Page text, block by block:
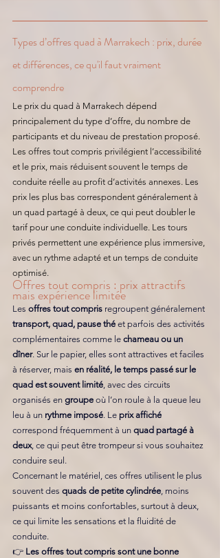
Types d’offres quad à Marrakech : prix, durée
et différences, ce qu'il faut vraiment
comprendre
Le prix du quad à Marrakech dépend
principalement du type d’offre, du nombre de
participants et du niveau de prestation proposé.
Les offres tout compris privilégient l’accessibilité
et le prix, mais réduisent souvent le temps de
conduite réelle au profit d’activités annexes. Les
prix les plus bas correspondent généralement à
un quad partagé à deux, ce qui peut doubler le
tarif pour une conduite individuelle. Les tours
privés permettent une expérience plus immersive,
avec un rythme adapté et un temps de conduite
optimisé.
Offres tout compris : prix attractifs
mais expérience limitée
Les offres tout compris regroupent généralement
transport, quad, pause thé et parfois des activités
complémentaires comme le chameau ou un
dîner. Sur le papier, elles sont attractives et faciles
à réserver, mais en réalité, le temps passé sur le
quad est souvent limité, avec des circuits
organisés en groupe où l’on roule à la queue leu
leu à un rythme imposé. Le prix affiché
correspond fréquemment à un quad partagé à
deux, ce qui peut être trompeur si vous souhaitez
conduire seul.
Concernant le matériel, ces offres utilisent le plus
souvent des quads de petite cylindrée, moins
puissants et moins confortables, surtout à deux,
ce qui limite les sensations et la fluidité de
conduite.
👉 Les offres tout compris sont une bonne